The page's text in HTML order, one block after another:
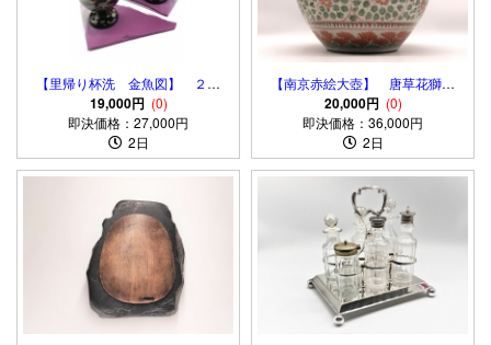
【里帰り杯洗 金魚図】 ２客
対 明治漆器 A basin for
washing wine cups
19,000円 (0)
即決価格：27,000円
2日
【南京赤絵大壺】 唐草花獅子
文 胴径34ｃｍ 5.2ｋｇ 明朝
末～清代 中国古玩
20,000円 (0)
即決価格：36,000円
2日